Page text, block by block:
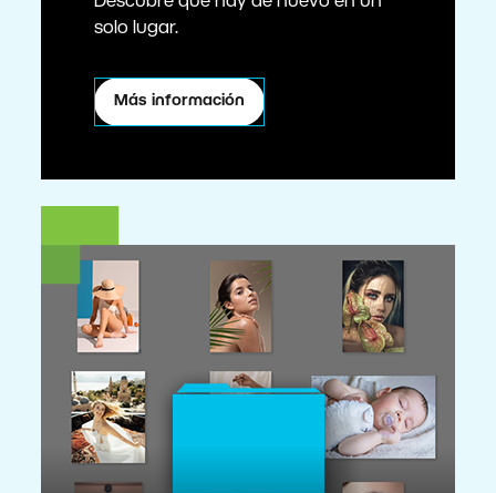
solo lugar.
Más información